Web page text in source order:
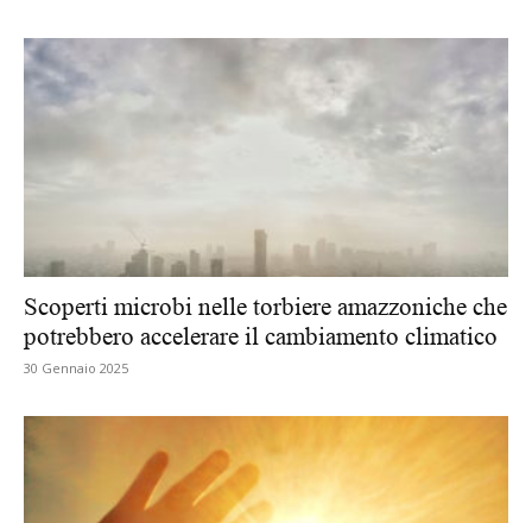
Scoperti microbi nelle torbiere amazzoniche che
potrebbero accelerare il cambiamento climatico
30 Gennaio 2025